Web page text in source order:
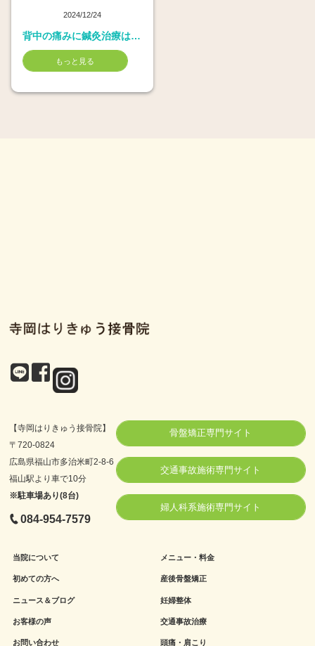
2024/12/24
背中の痛みに鍼灸治療は効くか
もっと見る
【寺岡はりきゅう接骨院】
〒720-0824
広島県福山市多治米町2-8-6
福山駅より車で10分
※駐車場あり(8台)
084-954-7579
骨盤矯正専門サイト
交通事故施術専門サイト
婦人科系施術専門サイト
当院について
初めての方へ
ニュース＆ブログ
お客様の声
お問い合わせ
メニュー・料金
産後骨盤矯正
妊婦整体
交通事故治療
頭痛・肩こり